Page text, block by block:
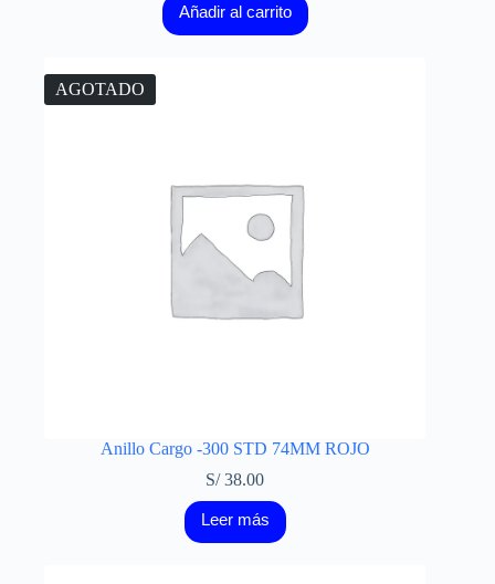
Añadir al carrito
AGOTADO
Anillo Cargo -300 STD 74MM ROJO
S/38.00
Leer más